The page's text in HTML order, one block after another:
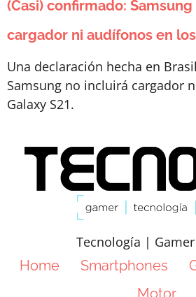
(Casi) confirmado:
cargador ni audífonos en los
Una declaración hecha en
Samsung no incluirá cargador
Galaxy S21.
Tecnología |
Home
Smartphones
Motor